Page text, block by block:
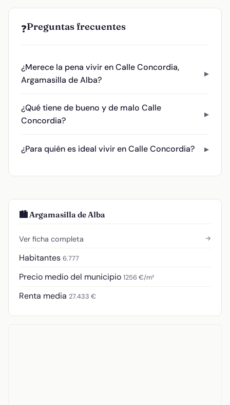
❓Preguntas frecuentes
¿Merece la pena vivir en Calle Concordia,
Argamasilla de Alba?
¿Qué tiene de bueno y de malo Calle
Concordia?
¿Para quién es ideal vivir en Calle Concordia?
🏙️ Argamasilla de Alba
Ver ficha completa →
Habitantes 6.777
Precio medio del municipio 1256 €/m²
Renta media 27.433 €